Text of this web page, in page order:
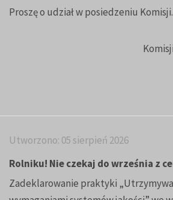
Proszę o udział w posiedzeniu Komisji.
Utworzono: 05 sierpień 2026
Rolniku! Nie czekaj do września z
Zadeklarowanie praktyki